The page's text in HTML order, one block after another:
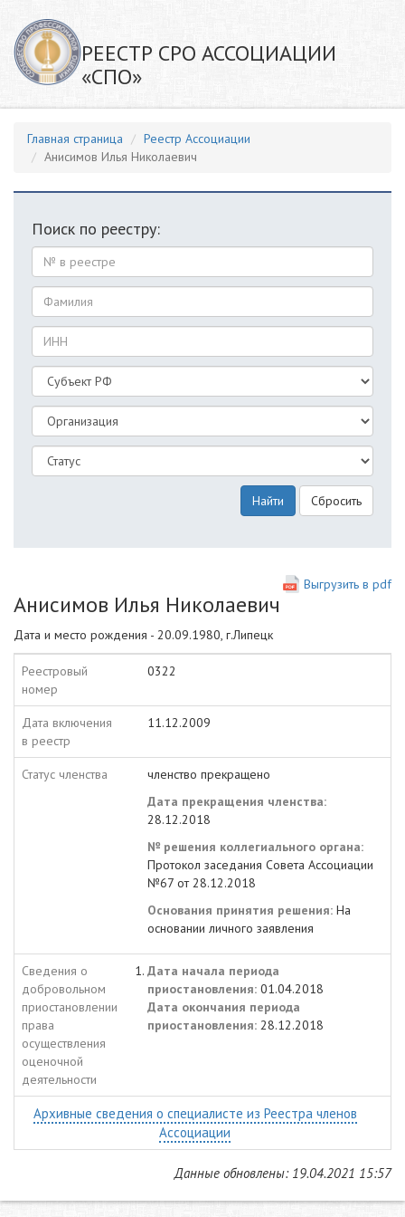
РЕЕСТР СРО АССОЦИАЦИИ
«СПО»
Главная страница
Реестр Ассоциации
Анисимов Илья Николаевич
Поиск по реестру:
Найти Сбросить
Выгрузить в pdf
Анисимов Илья Николаевич
Дата и место рождения - 20.09.1980, г.Липецк
Реестровый
номер
0322
Дата включения
в реестр
11.12.2009
Статус членства
членство прекращено
Дата прекращения членства:
28.12.2018
№ решения коллегиального органа:
Протокол заседания Совета Ассоциации
№67 от 28.12.2018
Основания принятия решения: На
основании личного заявления
Сведения о
добровольном
приостановлении
права
осуществления
оценочной
деятельности
Дата начала периода
приостановления: 01.04.2018
Дата окончания периода
приостановления: 28.12.2018
Архивные сведения о специалисте из Реестра членов
Ассоциации
Данные обновлены: 19.04.2021 15:57